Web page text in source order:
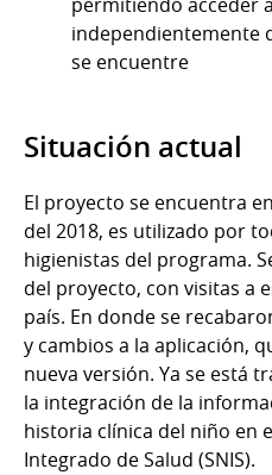
independientemente
se encuentre
Situación actual
El proyecto se encuentra
del 2018, es utilizado por
higienistas del programa.
del proyecto, con visitas a
país. En donde se
y cambios a la aplicación,
nueva versión. Ya se está
la integración de la
historia clínica del niño en
Integrado de Salud (SNIS).